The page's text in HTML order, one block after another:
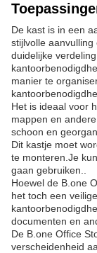
De kast is in een
stijlvolle
duidelijke
manier te
Het is ideaal voor
mappen en
schoon en
Dit kastje moet
te monteren.Je
gaan gebruiken..
Hoewel de B.one
het toch een
documenten en
De B.one Office
verscheidenheid